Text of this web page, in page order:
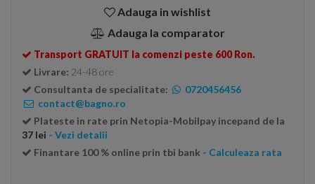
Adauga in wishlist
Adauga la comparator
Transport GRATUIT la comenzi peste 600 Ron.
Livrare: 24-48 ore
Consultanta de specialitate:
0720456456
contact@bagno.ro
Plateste in rate prin Netopia-Mobilpay incepand de la
37 lei - Vezi detalii
Finantare 100 % online prin tbi bank - Calculeaza rata